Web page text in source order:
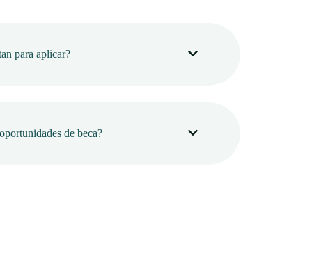
para aplicar?
de beca?